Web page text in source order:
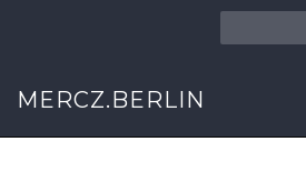
MERCZ.BERLIN